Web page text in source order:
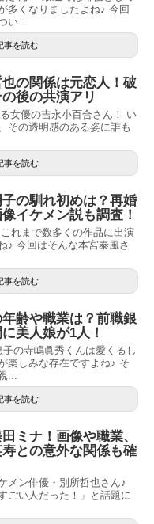
多くなりましたよね♪ 今回
い...
事を読む
の関係は元恋人！破
後の共演アリ
女優の吉永小百合さん！ い
その透明感のある姿に誰も
事を読む
の馴れ初めは？再婚
イケメン説も調査！
れまで数多くの作品に出演
♪ 今回はそんな本宮泰風さ
事を読む
齢や職業は？前職銀
美人娘が1人！
の寺嶋眞秀くんは愛くるし
楽しみな存在ですよね♪ そ
...
事を読む
ミナ！画像や職業、
との意外な関係も確
メン俳優・別所哲也さん♪
ごい人だった！」と話題に